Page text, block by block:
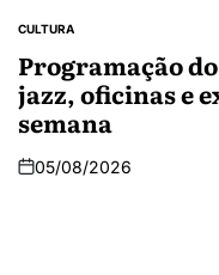
CULTURA
Programação
jazz, oficinas e
semana
05/08/2026